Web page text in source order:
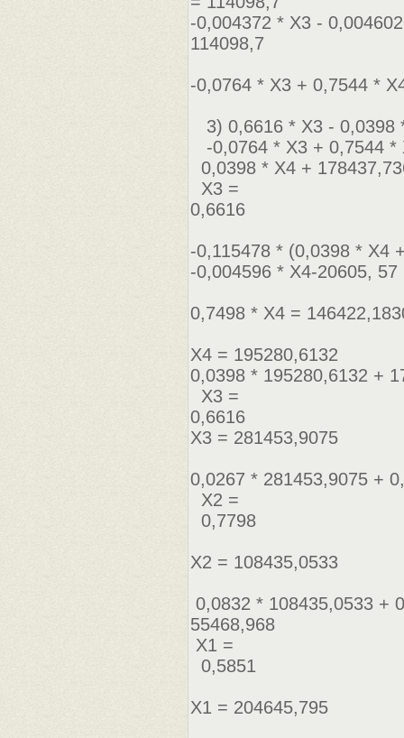
-0,004372 * Х3 -
114098,7
-0,0764 * Х3 + 0,7544 *
3) 0,6616 * Х3 - 0,0398
-0,0764 * Х3 + 0,7544 *
0,0398 * Х4 +
Х3 =
0,6616
-0,115478 * (0,0398 * Х4
-0,004596 * Х4-20605,
0,7498 * Х4 =
Х4 = 195280,6132
0,0398 * 195280,6132 +
Х3 =
0,6616
Х3 = 281453,9075
0,0267 * 281453,9075 +
Х2 =
0,7798
Х2 = 108435,0533
0,0832 * 108435,0533 +
55468,968
Х1 =
0,5851
Х1 = 204645,795